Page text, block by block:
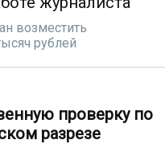
возместить
рублей
проверку по
разрезе